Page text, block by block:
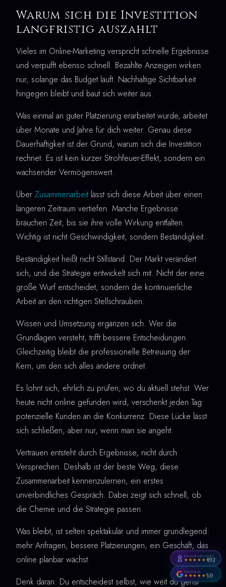
Warum sich die Investition
langfristig auszahlt
Vieles im Online-Marketing verspricht schnelle Ergebnisse
und verpufft ebenso schnell. Bezahlte Anzeigen wirken
nur, solange das Budget läuft. Nachhaltige Sichtbarkeit
hingegen bleibt und baut sich weiter aus.
Was einmal an guter Platzierung erarbeitet wurde, arbeitet
über Monate und Jahre für dich weiter. Genau diese
Dauerhaftigkeit ist der Grund, warum sich die Investition
rechnet. Es ist kein kurzer Strohfeuer-Effekt, sondern ein
wachsender Vermögenswert.
Über Zusammenarbeit lässt sich diese Arbeit über einen
längeren Zeitraum vertiefen. Manche Ergebnisse
brauchen Zeit, bis sie ihre volle Wirkung entfalten.
Wichtig ist nicht Geschwindigkeit, sondern Beständigkeit.
Beständigkeit heißt nicht Stillstand. Der Markt verändert
sich, und die Strategie entwickelt sich mit. Nicht der eine
große Wurf entscheidet, sondern die kontinuierliche
Arbeit an den richtigen Stellschrauben.
Wissen und Umsetzung ergänzen sich. Wer die
Grundlagen versteht, trifft bessere Entscheidungen.
Gleichzeitig bleibt die professionelle Betreuung der
Kern, um den sich alles andere ordnet.
Es lohnt sich, ehrlich zu prüfen, wo du aktuell stehst. Wer
heute nicht online gefunden wird, verschenkt jeden Tag
potenzielle Kunden an die Konkurrenz. Diese Lücke lässt
sich schließen, aber nur, wenn man sie angeht.
Vertrauen entsteht durch Ergebnisse, nicht durch
Versprechen. Deshalb ist der beste Weg, diese
Zusammenarbeit kennenzulernen, ein erstes
unverbindliches Gespräch. Dabei zeigt sich schnell, ob
die Chemie und die Strategie passen.
Was bleibt, ist selten spektakulär und immer grundlegend:
mehr Anfragen, bessere Platzierungen, ein Geschäft, das
online planbar wächst.
Denk daran: Du entscheidest selbst, wie weit du gehst
PROVENEXPERT
★★★★★4,92
GOOGLE
★★★★★5,0